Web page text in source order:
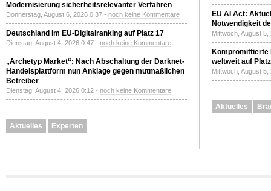
Modernisierung sicherheitsrelevanter Verfahren
Donnerstag, August 6, 2026 0:37 - noch keine Kommentare
Deutschland im EU-Digitalranking auf Platz 17
Dienstag, August 4, 2026 0:47 - noch keine Kommentare
„Archetyp Market“: Nach Abschaltung der Darknet-
Handelsplattform nun Anklage gegen mutmaßlichen
Betreiber
Dienstag, August 4, 2026 0:12 - noch keine Kommentare
Aktuelles Experten
EU AI Act:
Notwendigkeit
Mittwoch, August
Kompromittierte
weltweit auf
Mittwoch, August
Aktuelles